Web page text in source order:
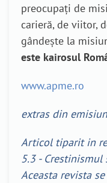
preocupați de
carieră, de viitor,
gândește la
este kairosul
www.apme.ro
extras din
Articol tiparit in
5.3 -
Aceasta revista